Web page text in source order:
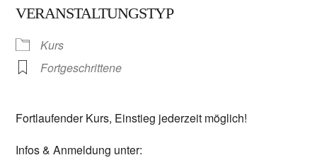
VERANSTALTUNGSTYP
Kurs
Fortgeschrittene
Fortlaufender Kurs, Einstieg jederzeit möglich!
Infos & Anmeldung unter: